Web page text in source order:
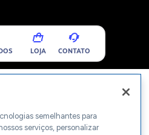
LOJA CONTATO
semelhantes para
serviços, personalizar